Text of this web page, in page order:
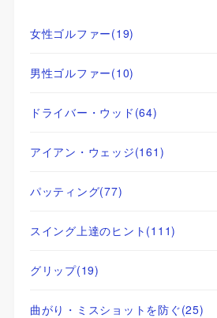
女性ゴルファー(19)
男性ゴルファー(10)
ドライバー・ウッド (64)
アイアン・ウェッジ(161)
パッティング(77)
スイング上達のヒント (111)
グリップ(19)
曲がり・ミスショットを防ぐ(25)